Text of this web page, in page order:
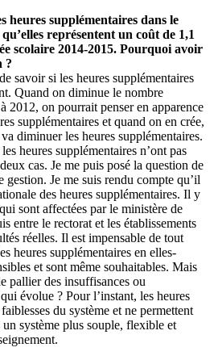
supplémentaires dans le
représentent un coût de 1,1
scolaire 2014-2015. Pourquoi avoir
?
savoir si les heures supplémentaires
Quand on diminue le nombre
2012, on pourrait penser en apparence
supplémentaires et quand on en crée,
diminuer les heures supplémentaires.
heures supplémentaires n’ont pas
cas. Je me puis posé la question de
Je me suis rendu compte qu’il
des heures supplémentaires. Il y
sont affectées par le ministère de
entre le rectorat et les établissements
réelles. Il est impensable de tout
heures supplémentaires en elles-
et sont même souhaitables. Mais
pallier des insuffisances ou
évolue ? Pour l’instant, les heures
du système et ne permettent
un système plus souple, flexible et